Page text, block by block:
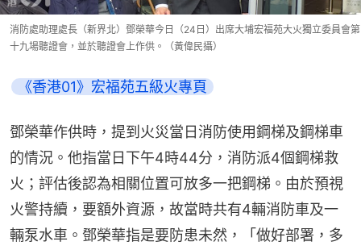
消防處助理處長（新界北）鄧榮華今日（24日）出席大埔宏福苑大火獨立委員會第
十九場聽證會，並於聽證會上作供。（黃偉民攝）
《香港01》宏福苑五級火專頁
鄧榮華作供時，提到火災當日消防使用鋼梯及鋼梯車
的情況。他指當日下午4時44分，消防派4個鋼梯救
火；評估後認為相關位置可放多一把鋼梯。由於預視
火警持續，要額外資源，故當時共有4輛消防車及一
輛泵水車。鄧榮華指是要防患未然，「做好部署，多